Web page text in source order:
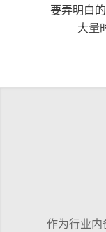
要弄明白
大量
作为行业